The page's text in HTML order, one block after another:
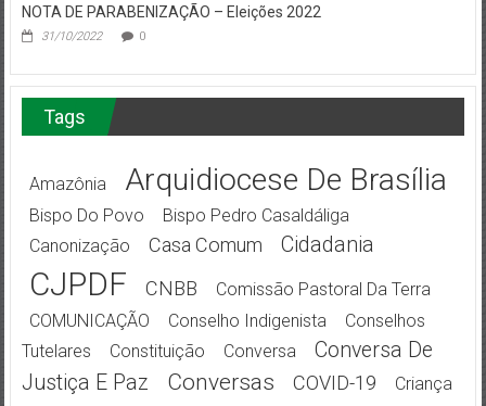
NOTA DE PARABENIZAÇÃO – Eleições 2022
31/10/2022 0
Tags
Amazônia Arquidiocese De Brasília
Bispo Do Povo
Bispo Pedro Casaldáliga
Canonização
Casa Comum Cidadania
CJPDF CNBB
Comissão Pastoral Da Terra
COMUNICAÇÃO
Conselho Indigenista
Conselhos
Tutelares
Constituição Conversa
Conversa De
Justiça E Paz
Conversas COVID-19 Criança